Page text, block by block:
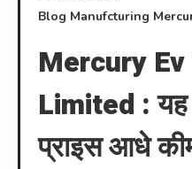
Blog Manufcturing
Mercury
Limited : यह
प्राइस आधे